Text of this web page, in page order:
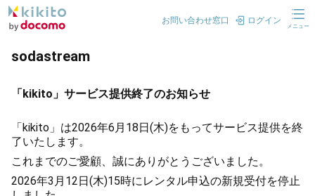
お問い合わせ窓口 ログイン
メニュー
sodastream
「kikito」サービス提供終了のお知らせ
「kikito」は2026年6月18日(木)をもってサービス提供を終
了いたします。
これまでのご愛顧、誠にありがとうございました。
2026年3月12日(木)15時にレンタル申込の新規受付を停止